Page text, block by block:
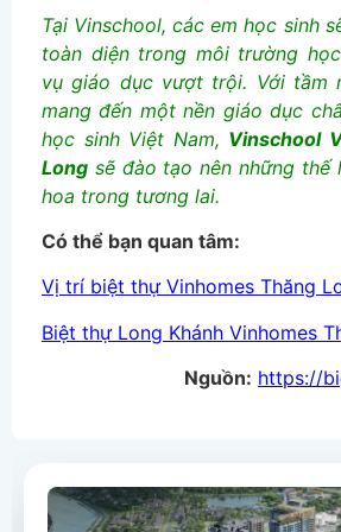
Tại Vinschool, các em học sinh
toàn diện trong môi trường
vụ giáo dục vượt trội. Với tầm
mang đến một nền giáo dục
học sinh Việt Nam, Vinschool
Long sẽ đào tạo nên những thế
hoa trong tương lai.
Có thể bạn quan tâm:
Vị trí biệt thự Vinhomes Thăng
Biệt thự Long Khánh Vinhomes
Nguồn: https://